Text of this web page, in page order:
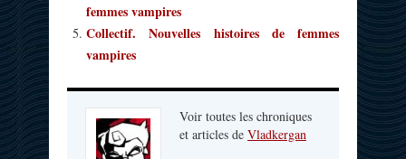
femmes vampires
Collectif. Nouvelles histoires de femmes
vampires
Voir toutes les chroniques
et articles de Vladkergan